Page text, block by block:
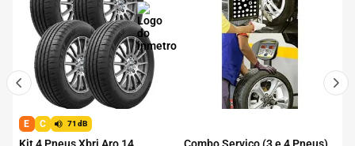
E C 71dB